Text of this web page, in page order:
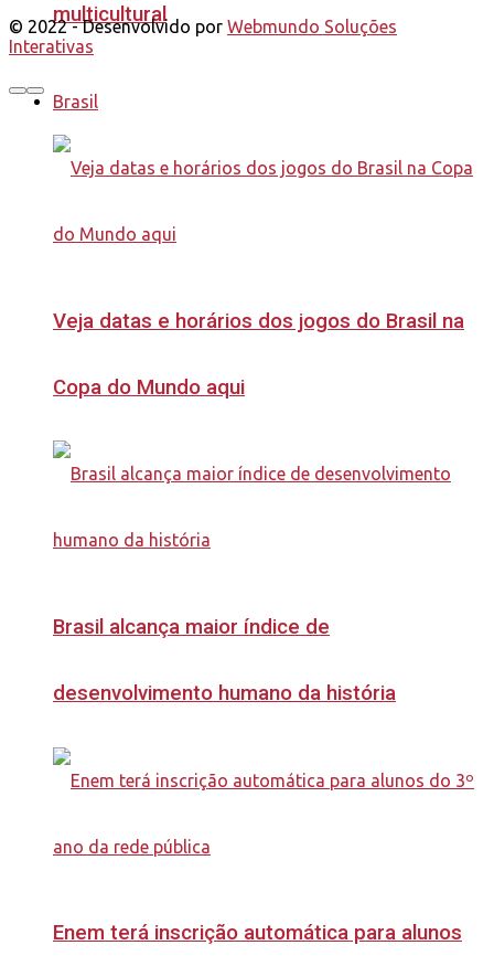
multicultural
Brasil
Veja datas e horários dos jogos do Brasil na
Copa do Mundo aqui
Brasil alcança maior índice de
desenvolvimento humano da história
Enem terá inscrição automática para alunos
© 2022 - Desenvolvido por Webmundo Soluções
Interativas